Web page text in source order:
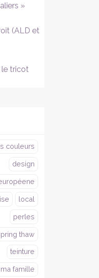
»
(ALD et
le tricot
couleurs
design
local
perles
thaw
teinture
famille